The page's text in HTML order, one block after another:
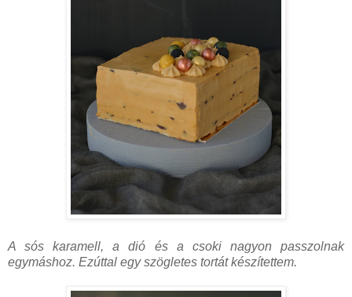
A sós karamell, a dió és a csoki nagyon passzolnak
egymáshoz. Ezúttal egy szögletes tortát készítettem.